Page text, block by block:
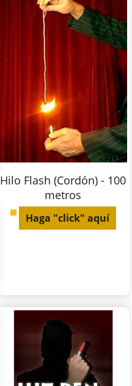
Hilo Flash (Cordón) - 100
metros
Haga "click" aquí